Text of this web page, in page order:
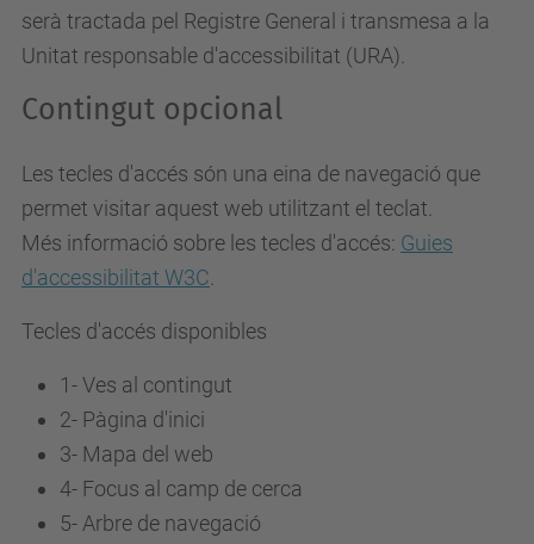
serà tractada pel Registre General i transmesa a la
Unitat responsable d'accessibilitat (URA).
Contingut opcional
Les tecles d'accés són una eina de navegació que
permet visitar aquest web utilitzant el teclat.
Més informació sobre les tecles d'accés: Guies
d'accessibilitat W3C
Tecles d'accés disponibles
1- Ves al contingut
2- Pàgina d'inici
3- Mapa del web
4- Focus al camp de cerca
5- Arbre de navegació